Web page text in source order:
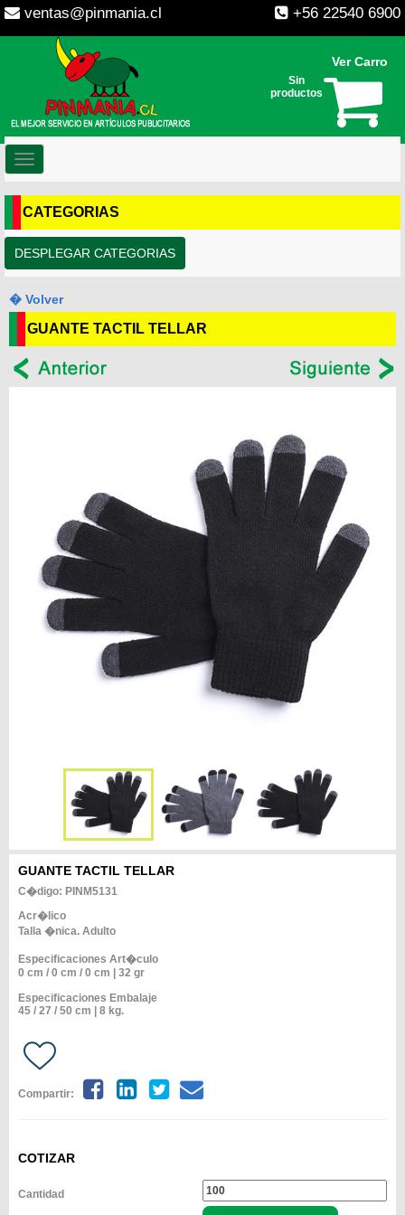
ventas@pinmania.cl +56 22540 6900
Ver Carro
Sin
productos
Toggle
navigation
CATEGORIAS
DESPLEGAR CATEGORIAS
� Volver
GUANTE TACTIL TELLAR
GUANTE TACTIL TELLAR
C�digo: PINM5131
Acr�lico
Talla �nica. Adulto
Especificaciones Art�culo
0 cm / 0 cm / 0 cm | 32 gr
Especificaciones Embalaje
45 / 27 / 50 cm | 8 kg.
Compartir:
COTIZAR
Cantidad